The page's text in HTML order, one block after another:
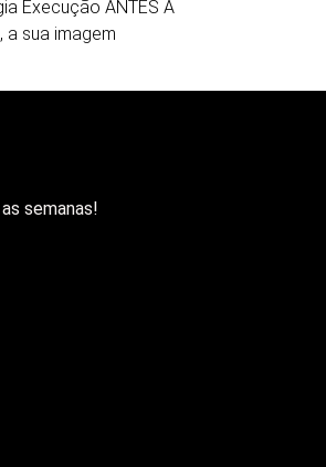
Execução ANTES A
sua imagem
semanas!